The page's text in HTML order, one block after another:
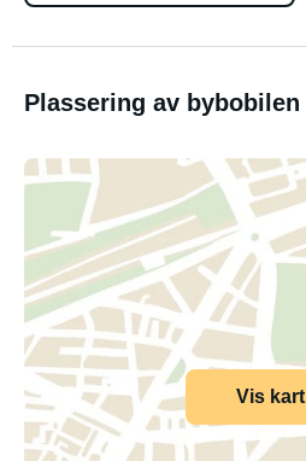
Plassering av bybobilen
Vis kart